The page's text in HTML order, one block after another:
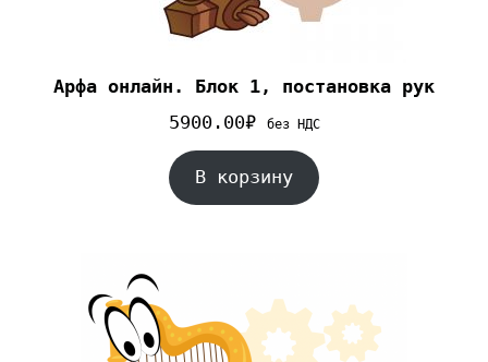
Арфа онлайн. Блок 1, постановка рук
5900.00₽ без НДС
В корзину